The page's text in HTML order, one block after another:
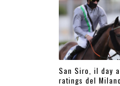
San Siro, il day
ratings del